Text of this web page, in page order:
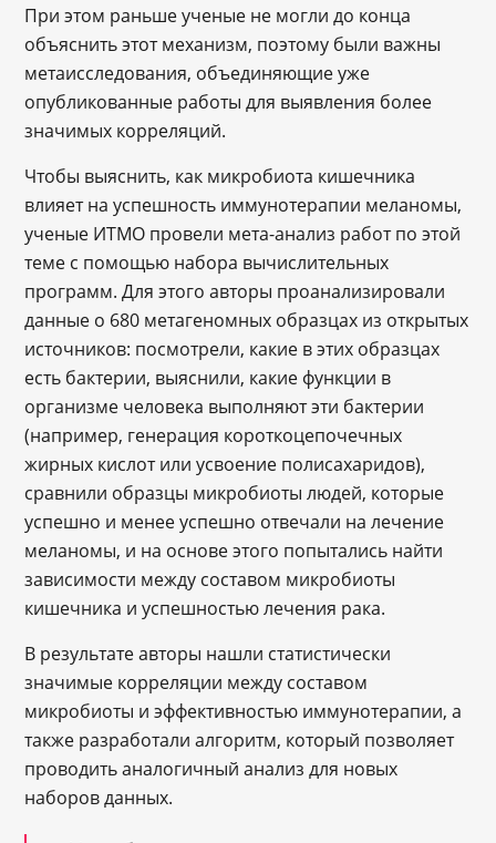
При этом раньше ученые не могли до конца
объяснить этот механизм, поэтому были важны
метаисследования, объединяющие уже
опубликованные работы для выявления более
значимых корреляций.
Чтобы выяснить, как микробиота кишечника
влияет на успешность иммунотерапии меланомы,
ученые ИТМО провели мета-анализ работ по этой
теме с помощью набора вычислительных
программ. Для этого авторы проанализировали
данные о 680 метагеномных образцах из открытых
источников: посмотрели, какие в этих образцах
есть бактерии, выяснили, какие функции в
организме человека выполняют эти бактерии
(например, генерация короткоцепочечных
жирных кислот или усвоение полисахаридов),
сравнили образцы микробиоты людей, которые
успешно и менее успешно отвечали на лечение
меланомы, и на основе этого попытались найти
зависимости между составом микробиоты
кишечника и успешностью лечения рака.
В результате авторы нашли статистически
значимые корреляции между составом
микробиоты и эффективностью иммунотерапии, а
также разработали алгоритм, который позволяет
проводить аналогичный анализ для новых
наборов данных.